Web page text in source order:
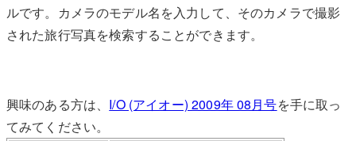
ルです。カメラのモデル名を入力して、そのカメラで撮影
された旅行写真を検索することができます。
興味のある方は、 I/O (アイオー) 2009年 08月号を手に取っ
てみてください。